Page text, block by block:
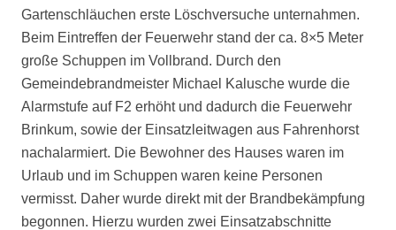
Gartenschläuchen erste Löschversuche unternahmen.
Beim Eintreffen der Feuerwehr stand der ca. 8×5 Meter
große Schuppen im Vollbrand. Durch den
Gemeindebrandmeister Michael Kalusche wurde die
Alarmstufe auf F2 erhöht und dadurch die Feuerwehr
Brinkum, sowie der Einsatzleitwagen aus Fahrenhorst
nachalarmiert. Die Bewohner des Hauses waren im
Urlaub und im Schuppen waren keine Personen
vermisst. Daher wurde direkt mit der Brandbekämpfung
begonnen. Hierzu wurden zwei Einsatzabschnitte